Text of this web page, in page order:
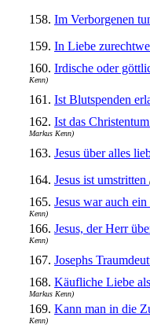
158. Im Verborgenen
159. In Liebe
160. Irdische oder
Kenn)
161. Ist Blutspenden
162. Ist das
Markus Kenn)
163. Jesus über alles
164. Jesus ist umstritten
165. Jesus war auch
Kenn)
166. Jesus, der Herr
Kenn)
167. Josephs
168. Käufliche Liebe
Markus Kenn)
169. Kann man in die
Kenn)